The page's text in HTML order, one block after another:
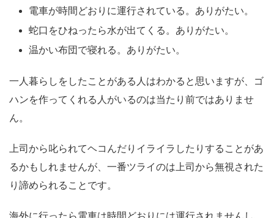
電車が時間どおりに運行されている。ありがたい。
蛇口をひねったら水が出てくる。ありがたい。
温かい布団で寝れる。ありがたい。
一人暮らしをしたことがある人はわかると思いますが、ゴ
ハンを作ってくれる人がいるのは当たり前ではありませ
ん。
上司から叱られてヘコんだりイライラしたりすることがあ
るかもしれませんが、一番ツライのは上司から無視された
り諦められることです。